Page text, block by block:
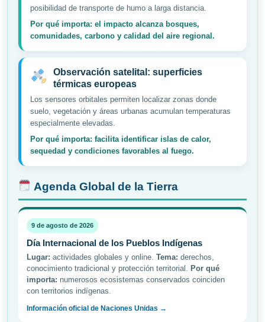
posibilidad de transporte de humo a larga distancia.
Por qué importa: el impacto alcanza bosques,
comunidades, carbono y calidad del aire regional.
Observación satelital: superficies
térmicas europeas
Los sensores orbitales permiten localizar zonas donde
suelo, vegetación y áreas urbanas acumulan temperaturas
especialmente elevadas.
Por qué importa: facilita identificar islas de calor,
sequedad y condiciones favorables al fuego.
Agenda Global de la Tierra
9 de agosto de 2026
Día Internacional de los Pueblos Indígenas
Lugar: actividades globales y online. Tema: derechos,
conocimiento tradicional y protección territorial. Por qué
importa: numerosos ecosistemas conservados coinciden
con territorios indígenas.
Información oficial de Naciones Unidas →